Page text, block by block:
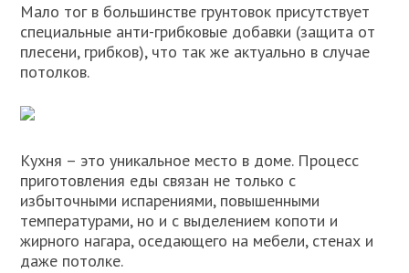
Мало тог в большинстве грунтовок присутствует
специальные анти-грибковые добавки (защита от
плесени, грибков), что так же актуально в случае
потолков.
Кухня – это уникальное место в доме. Процесс
приготовления еды связан не только с
избыточными испарениями, повышенными
температурами, но и с выделением копоти и
жирного нагара, оседающего на мебели, стенах и
даже потолке.